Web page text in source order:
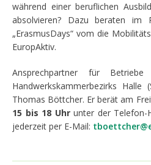
während einer beruflichen
absolvieren? Dazu beraten im
„ErasmusDays“ vom die
EuropAktiv.
Ansprechpartner für
Handwerkskammerbezirks Halle
Thomas Böttcher. Er berät am
15 bis 18 Uhr unter der Telefon-
jederzeit per E-Mail: